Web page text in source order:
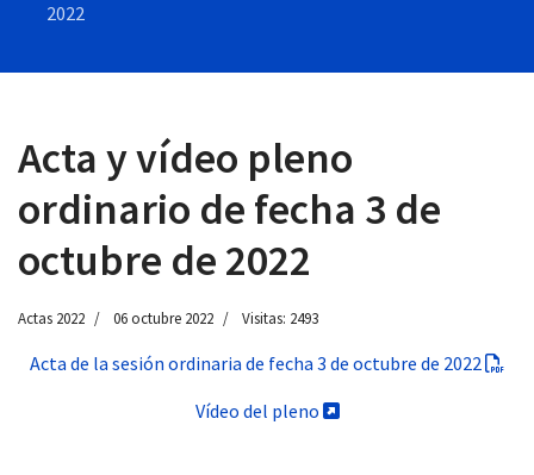
2022
Acta y vídeo pleno
ordinario de fecha 3 de
octubre de 2022
Actas 2022 06 octubre 2022 Visitas: 2493
Acta de la sesión ordinaria de fecha 3 de octubre de 2022
Vídeo del pleno